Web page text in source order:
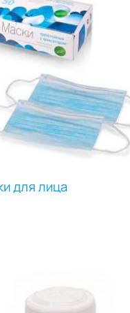
для лица